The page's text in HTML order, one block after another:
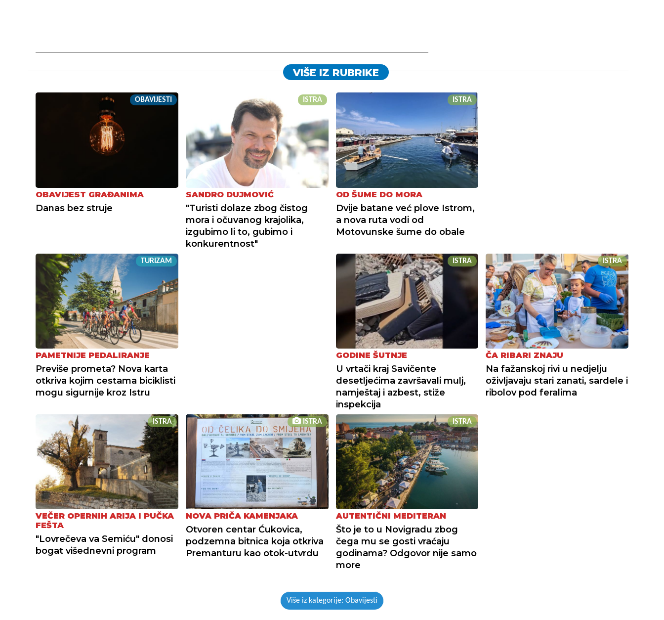
VIŠE IZ RUBRIKE
OBAVIJESTI
OBAVIJEST GRAĐANIMA
Danas bez struje
ISTRA
SANDRO DUJMOVIĆ
"Turisti dolaze zbog čistog
mora i očuvanog krajolika,
izgubimo li to, gubimo i
konkurentnost"
ISTRA
OD ŠUME DO MORA
Dvije batane već plove Istrom,
a nova ruta vodi od
Motovunske šume do obale
TURIZAM
PAMETNIJE PEDALIRANJE
Previše prometa? Nova karta
otkriva kojim cestama biciklisti
mogu sigurnije kroz Istru
ISTRA
GODINE ŠUTNJE
U vrtači kraj Savičente
desetljećima završavali mulj,
namještaj i azbest, stiže
inspekcija
ISTRA
ČA RIBARI ZNAJU
Na fažanskoj rivi u nedjelju
oživljavaju stari zanati, sardele i
ribolov pod feralima
ISTRA
VEČER OPERNIH ARIJA I PUČKA
FEŠTA
"Lovrečeva va Semiću" donosi
bogat višednevni program
ISTRA
NOVA PRIČA KAMENJAKA
Otvoren centar Ćukovica,
podzemna bitnica koja otkriva
Premanturu kao otok-utvrdu
ISTRA
AUTENTIČNI MEDITERAN
Što je to u Novigradu zbog
čega mu se gosti vraćaju
godinama? Odgovor nije samo
more
Više iz kategorije: Obavijesti